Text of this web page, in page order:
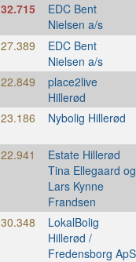
32.715 EDC Bent
Nielsen a/s
27.389 EDC Bent
Nielsen a/s
22.849 place2live
Hillerød
23.186 Nybolig Hillerød
22.941 Estate Hillerød
Tina Ellegaard og
Lars Kynne
Frandsen
30.348 LokalBolig
Hillerød /
Fredensborg ApS